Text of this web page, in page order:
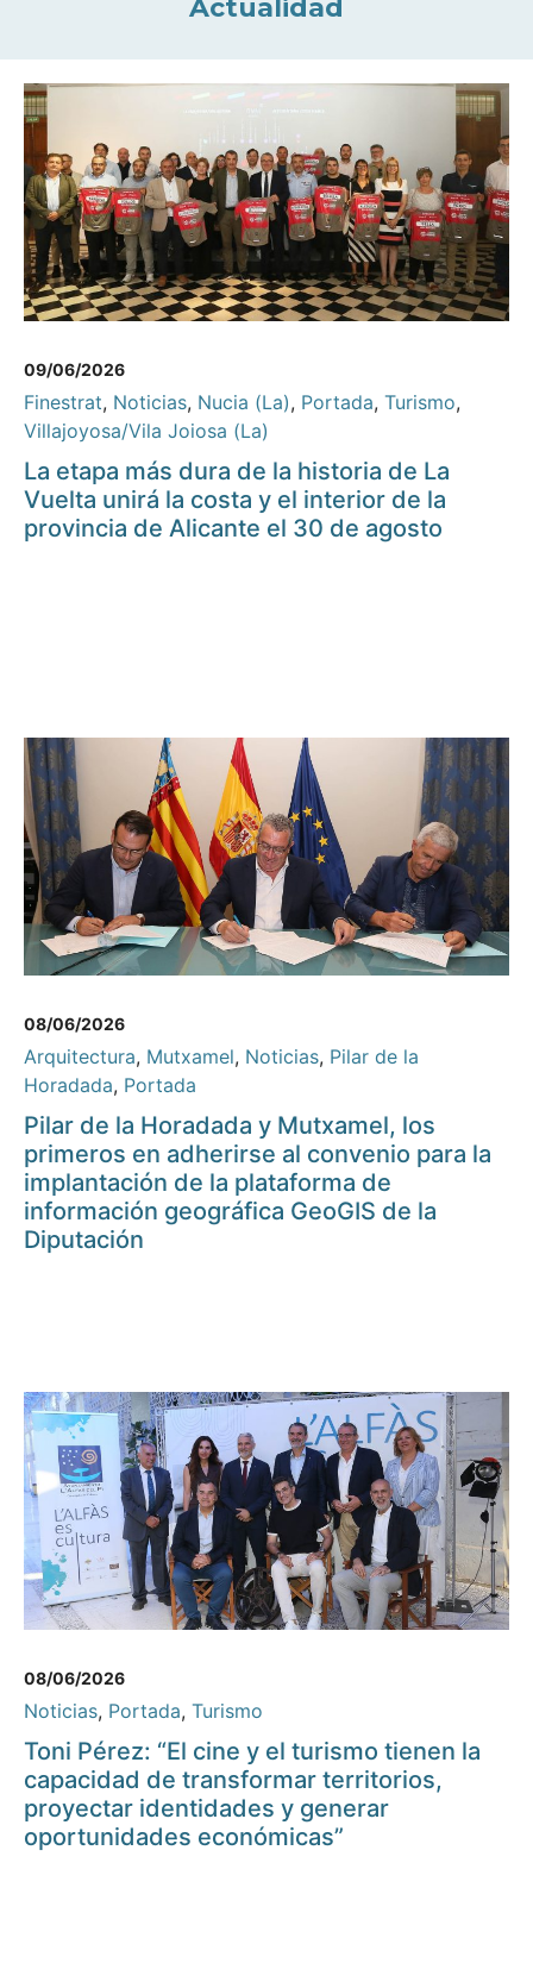
Actualidad
09/06/2026
Finestrat, Noticias, Nucia (La), Portada, Turismo,
Villajoyosa/Vila Joiosa (La)
La etapa más dura de la historia de La
Vuelta unirá la costa y el interior de la
provincia de Alicante el 30 de agosto
08/06/2026
Arquitectura, Mutxamel, Noticias, Pilar de la
Horadada, Portada
Pilar de la Horadada y Mutxamel, los
primeros en adherirse al convenio para la
implantación de la plataforma de
información geográfica GeoGIS de la
Diputación
08/06/2026
Noticias, Portada, Turismo
Toni Pérez: “El cine y el turismo tienen la
capacidad de transformar territorios,
proyectar identidades y generar
oportunidades económicas”